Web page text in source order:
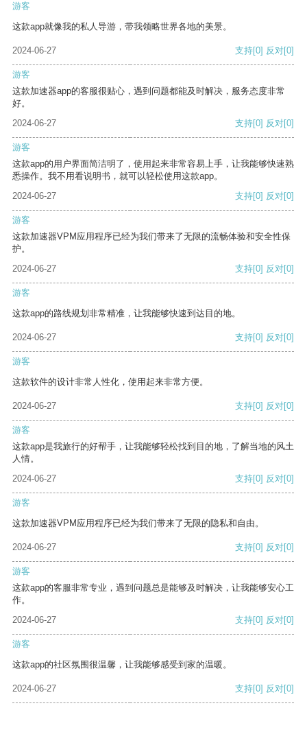
游客
这款app就像我的私人导游，带我领略世界各地的美景。
2024-06-27 支持[0] 反对[0]
游客
这款加速器app的客服很贴心，遇到问题都能及时解决，服务态度非常
好。
2024-06-27
支持[0] 反对[0]
游客
这款app的用户界面简洁明了，使用起来非常容易上手，让我能够快速熟
悉操作。我不用看说明书，就可以轻松使用这款app。
2024-06-27
支持[0] 反对[0]
游客
这款加速器VPM应用程序已经为我们带来了无限的流畅体验和安全性保
护。
2024-06-27
支持[0] 反对[0]
游客
这款app的路线规划非常精准，让我能够快速到达目的地。
2024-06-27 支持[0] 反对[0]
游客
这款软件的设计非常人性化，使用起来非常方便。
2024-06-27 支持[0] 反对[0]
游客
这款app是我旅行的好帮手，让我能够轻松找到目的地，了解当地的风土
人情。
2024-06-27
支持[0] 反对[0]
游客
这款加速器VPM应用程序已经为我们带来了无限的隐私和自由。
2024-06-27 支持[0] 反对[0]
游客
这款app的客服非常专业，遇到问题总是能够及时解决，让我能够安心工
作。
2024-06-27
支持[0] 反对[0]
游客
这款app的社区氛围很温馨，让我能够感受到家的温暖。
2024-06-27 支持[0] 反对[0]